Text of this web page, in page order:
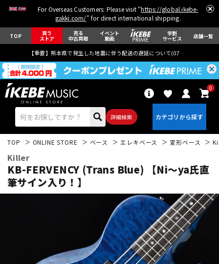
For Overseas Customers: Please visit "https://global.ikebe-
gakki.com/" for direct international shipping.
TOP 買う
ストア
売る
中古買取
イベント
動画
学割
サービス 店舗一覧
【重要】熊本県で発生した地震に伴う配送の遅延について(07月29日
詳細検索
0
アコギ/エレアコ
ウクレレ
TOP ONLINE STORE ベース エレキベース 変形ベース
Killer
KB-FERVENCY (Trans Blue) 【Ni～ya氏直
筆サイン入り！】